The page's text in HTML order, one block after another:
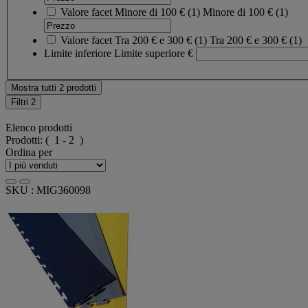
Valore facet Minore di 100 € (1) Minore di 100 € (1)
Valore facet Tra 200 € e 300 € (1) Tra 200 € e 300 € (1)
Limite inferiore Limite superiore €
Mostra tutti 2 prodotti
Filtri 2
Elenco prodotti
Prodotti: ( 1 - 2 )
Ordina per
SKU : MIG360098